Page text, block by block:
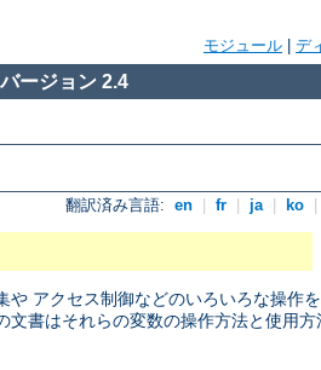
モジュール デ
ージョン 2.4
翻訳済み言語: en fr ja ko
アクセス制御などのいろいろな操作を
文書はそれらの変数の操作方法と使用方